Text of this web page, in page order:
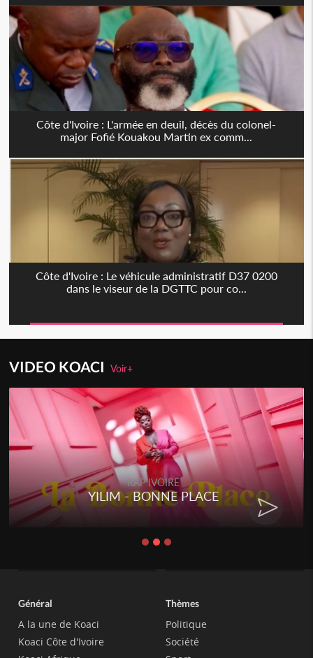
Côte d'Ivoire : L'armée en deuil, décès du colonel-
major Fofié Kouakou Martin ex comm...
Côte d'Ivoire : Le véhicule administratif D37 0200
dans le viseur de la DGTTC pour co...
VIDEO KOACIVoir+
RAP IVOIRE
YILIM - BONNE PLACE
Général
A la une de Koaci
Koaci Côte d'Ivoire
Thèmes
Politique
Société